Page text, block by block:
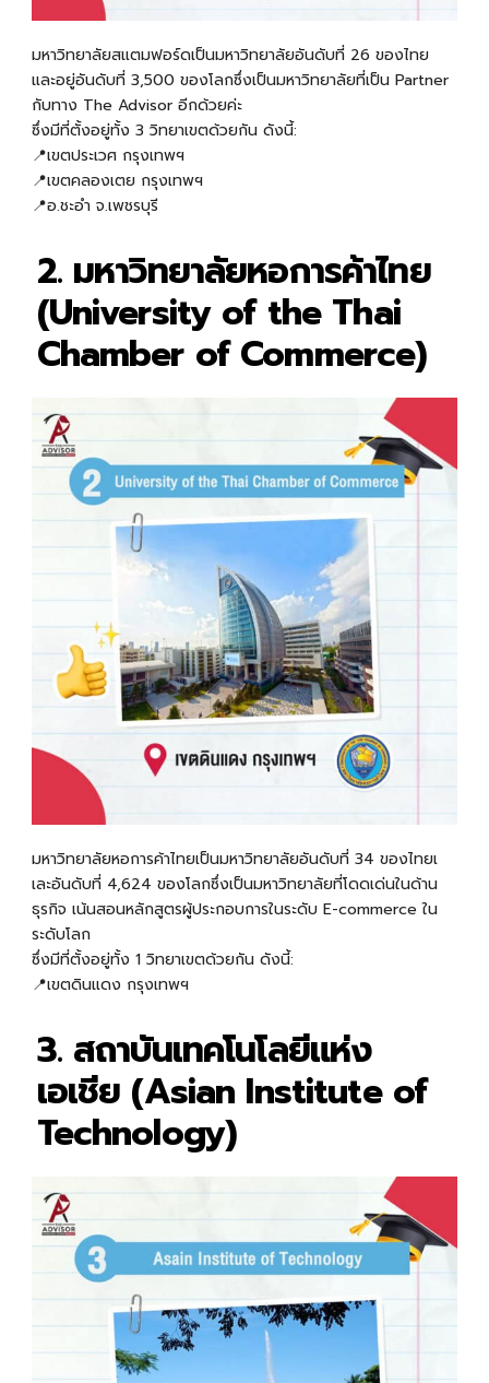
มหาวิทยาลัยสแตมฟอร์ดเป็นมหาวิทยาลัยอันดับที่ 26 ของไทย
และอยู่อันดับที่ 3,500 ของโลกซึ่งเป็นมหาวิทยาลัยที่เป็น Partner
กับทาง The Advisor อีกด้วยค่ะ
ซึ่งมีที่ตั้งอยู่ทั้ง 3 วิทยาเขตด้วยกัน ดังนี้:
📍เขตประเวศ กรุงเทพฯ
📍เขตคลองเตย กรุงเทพฯ
📍อ.ชะอำ จ.เพชรบุรี
2. มหาวิทยาลัยหอการค้าไทย
(University of the Thai
Chamber of Commerce)
มหาวิทยาลัยหอการค้าไทยเป็นมหาวิทยาลัยอันดับที่ 34 ของไทยเ
เละอันดับที่ 4,624 ของโลกซึ่งเป็นมหาวิทยาลัยที่โดดเด่นในด้าน
ธุรกิจ เน้นสอนหลักสูตรผู้ประกอบการในระดับ E-commerce ใน
ระดับโลก
ซึ่งมีที่ตั้งอยู่ทั้ง 1 วิทยาเขตด้วยกัน ดังนี้:
📍เขตดินแดง กรุงเทพฯ
3. สถาบันเทคโนโลยีแห่ง
เอเชีย (Asian Institute of
Technology)